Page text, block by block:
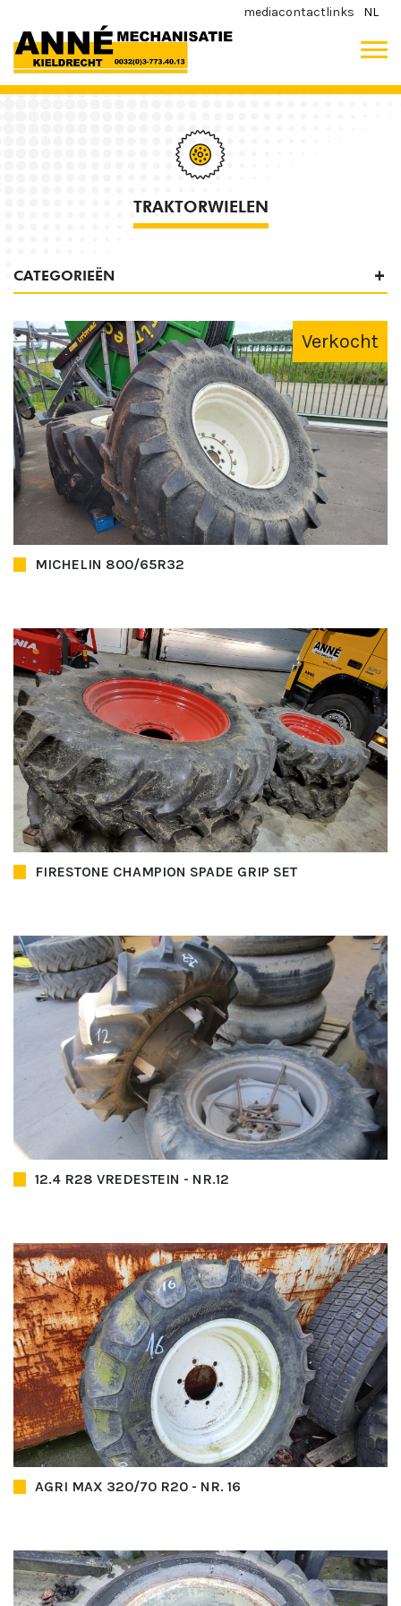
mediacontactlinks NL
TRAKTORWIELEN
CATEGORIEËN
Verkocht
MICHELIN 800/65R32
FIRESTONE CHAMPION SPADE GRIP SET
12.4 R28 VREDESTEIN - NR.12
AGRI MAX 320/70 R20 - NR. 16